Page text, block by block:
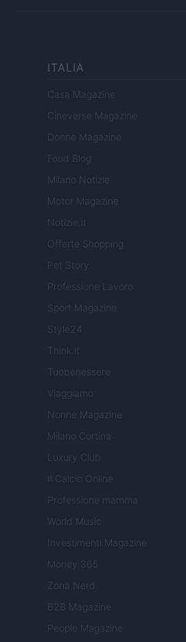
ITALIA
Casa Magazine
Cineverse Magazine
Donne Magazine
Food Blog
Milano Notizie
Motor Magazine
Notizie.it
Offerte Shopping
Pet Story
Professione Lavoro
Sport Magazine
Style24
Think.it
Tuobenessere
Viaggiamo
Nonne Magazine
Milano Cortina
Luxury Club
Il Calcio Online
Professione mamma
World Music
Investimenti Magazine
Money 365
Zona Nerd
B2B Magazine
People Magazine